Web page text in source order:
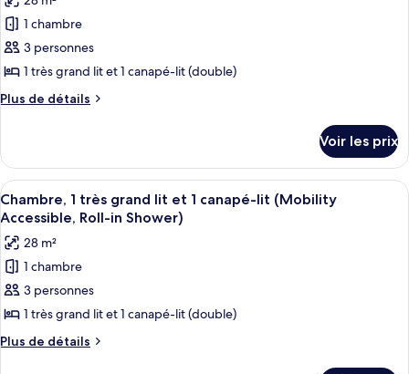
Shower)
grands
lits
(Mobility
Accessible,
Shower)
photos
pour
ce
type
de
1
très
grand
lit
et
canapé-
lit
(Hearing
Accessible)
1 chambre
3 personnes
1 très grand lit et 1 canapé-lit (double)
Plus de détails
Plus
le
type
de
chambre
très
grand
lit
et
canapé-
Voir les prix
Afficher
toutes
les
photos
pour
ce
type
de
Une salle de bain moderne équipée
6
Chambre, 1 très grand lit et 1 canapé-lit (Mobility
Accessible, Roll-in Shower)
28 m²
1 chambre
3 personnes
1 très grand lit et 1 canapé-lit (double)
Plus de détails
Plus